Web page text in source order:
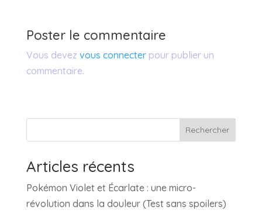
Poster le commentaire
Vous devez vous connecterpour publier un
commentaire.
Rechercher
Articles récents
Pokémon Violet et Écarlate : une micro-
révolution dans la douleur (Test sans spoilers)